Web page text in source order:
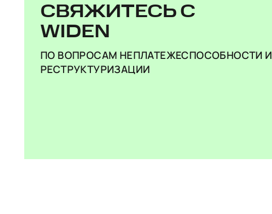
СВЯЖИТЕСЬ С
WIDEN
ПО ВОПРОСАМ НЕПЛАТЕЖЕСПОСОБНОСТИ И
РЕСТРУКТУРИЗАЦИИ